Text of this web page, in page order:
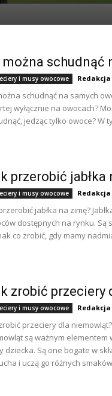
można schudnąć
i musy owocowe Redakcja
schudnąć na samych
wyłącznie na owocach?
jedząc tylko owoce? W
przerobić jabłka
i musy owocowe Redakcja
jabłka na zimę?
dostępnych na rynku. Są
co zrobić, gdy mamy
zrobić przeciery
i musy owocowe Redakcja
przeciery dla
są ważnym
dziecka. Są one bogate w
i uczą go różnych